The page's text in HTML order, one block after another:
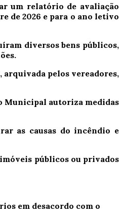
um relatório de avaliação
de 2026 e para o ano letivo
diversos bens públicos,
arquivada pelos vereadores,
Municipal autoriza medidas
as causas do incêndio e
públicos ou privados
em desacordo com o